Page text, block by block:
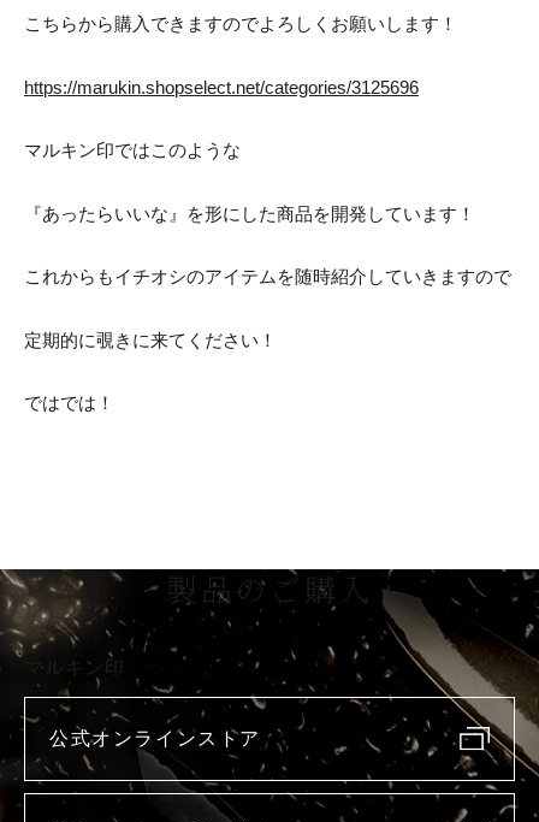
こちらから購入できますのでよろしくお願いします！
https://marukin.shopselect.net/categories/3125696
マルキン印ではこのような
『あったらいいな』を形にした商品を開発しています！
これからもイチオシのアイテムを随時紹介していきますので
定期的に覗きに来てください！
ではでは！
製品のご購入
マルキン印
公式オンラインストア